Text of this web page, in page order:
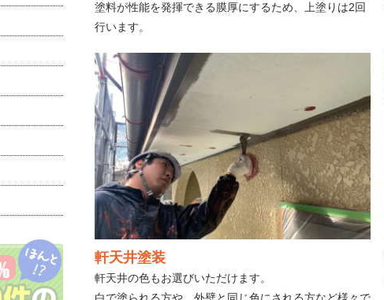
塗料が性能を発揮できる膜厚にするため、上塗りは2回
行います。
軒天井塗装
軒天井の色もお選びいただけます。